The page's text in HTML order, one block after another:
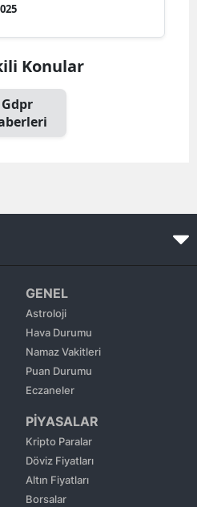
Çankırı
Çorum
Diyarbakır
Erzurum
Eskişehir
Gaziantep
Gümüşhane
Hakkari
Hatay
Isparta
Konular
Gdpr
GENEL
Astroloji
Hava Durumu
Namaz Vakitleri
Puan Durumu
Eczaneler
PİYASALAR
Kripto Paralar
Döviz Fiyatları
Altın Fiyatları
Borsalar